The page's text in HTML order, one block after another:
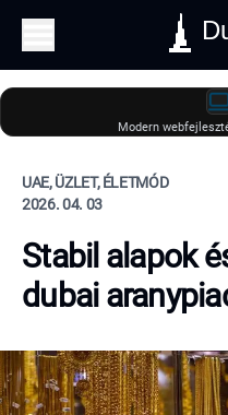
Modern
UAE, ÜZLET, ÉLETMÓD
2026. 04. 03
Stabil alapok
dubai